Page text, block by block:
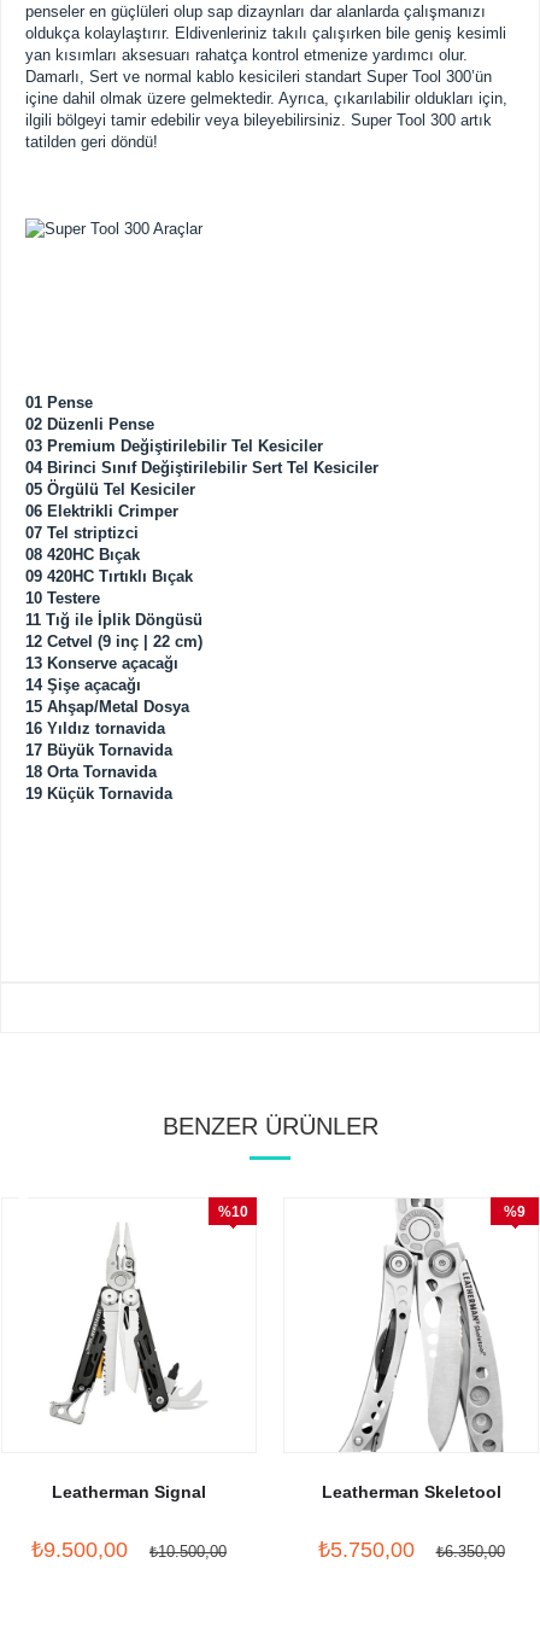
penseler en güçlüleri olup sap dizaynları dar alanlarda çalışmanızı
oldukça kolaylaştırır. Eldivenleriniz takılı çalışırken bile geniş kesimli
yan kısımları aksesuarı rahatça kontrol etmenize yardımcı olur.
Damarlı, Sert ve normal kablo kesicileri standart Super Tool 300’ün
içine dahil olmak üzere gelmektedir. Ayrıca, çıkarılabilir oldukları için,
ilgili bölgeyi tamir edebilir veya bileyebilirsiniz. Super Tool 300 artık
tatilden geri döndü!
01 Pense
02 Düzenli Pense
03 Premium Değiştirilebilir Tel Kesiciler
04 Birinci Sınıf Değiştirilebilir Sert Tel Kesiciler
05 Örgülü Tel Kesiciler
06 Elektrikli Crimper
07 Tel striptizci
08 420HC Bıçak
09 420HC Tırtıklı Bıçak
10 Testere
11 Tığ ile İplik Döngüsü
12 Cetvel (9 inç | 22 cm)
13 Konserve açacağı
14 Şişe açacağı
15 Ahşap/Metal Dosya
16 Yıldız tornavida
17 Büyük Tornavida
18 Orta Tornavida
19 Küçük Tornavida
BENZER ÜRÜNLER
Leatherman Signal
₺9.500,00 ₺10.500,00
%10
Leatherman Skeletool
₺5.750,00 ₺6.350,00
%9